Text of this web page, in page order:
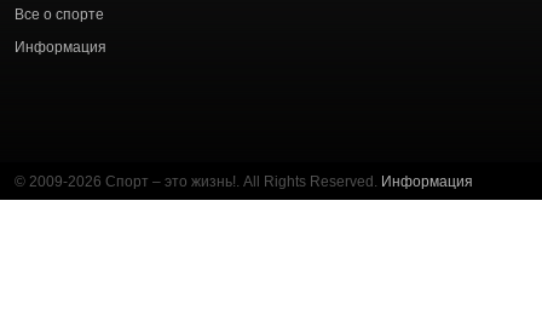
Все о спорте
Информация
© 2009-2026 Спорт – это жизнь!. All Rights Reserved. Информация